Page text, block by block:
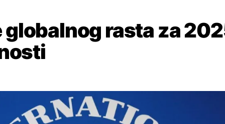
rasta za